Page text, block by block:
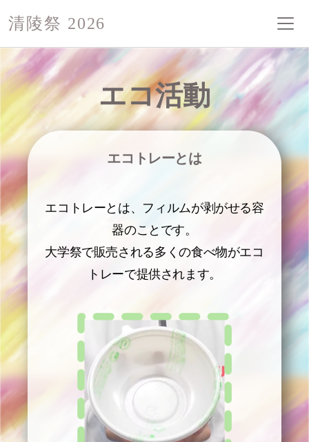
清陵祭 2026
エコ活動
エコトレーとは
エコトレーとは、フィルムが剥がせる容
器のことです。
大学祭で販売される多くの食べ物がエコ
トレーで提供されます。